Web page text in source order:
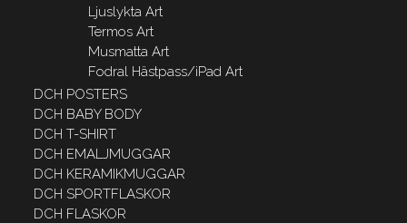
Ljuslykta Art
Termos Art
Musmatta Art
Fodral Hästpass/iPad Art
DCH POSTERS
DCH BABY BODY
DCH T-SHIRT
DCH EMALJMUGGAR
DCH KERAMIKMUGGAR
DCH SPORTFLASKOR
DCH FLASKOR